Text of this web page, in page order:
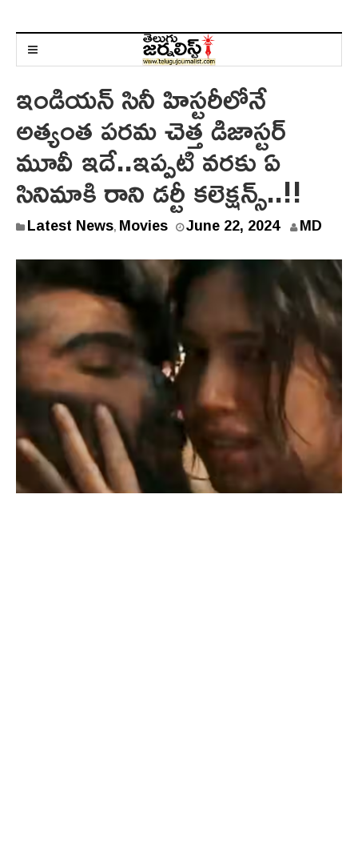
ఇండియన్ సినీ హిస్టరీలోనే
అత్యంత పరమ చెత్త డిజాస్టర్
మూవీ ఇదే..ఇప్పటి వరకు ఏ
సినిమాకి రాని డర్టీ కలెక్షన్స్..!!
Latest News, Movies June 22, 2024J
n
e
2
0
2
4
MD